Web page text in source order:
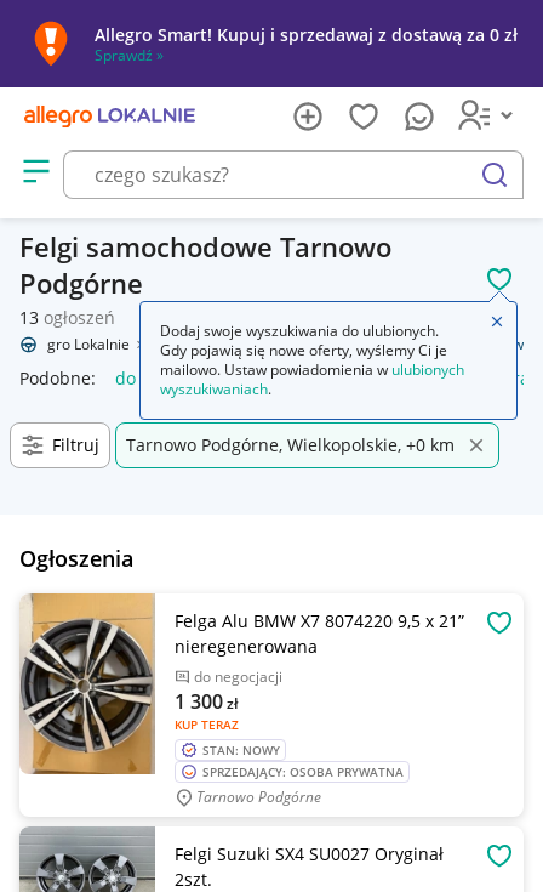
Allegro Smart! Kupuj i sprzedawaj z dostawą za 0 zł
Sprawdź »
Otwórz menu z kategoriami
szukaj
Felgi samochodowe Tarnowo
Podgórne
13 ogłoszeń
Allegro Lokalnie Motoryzacja Opony i felgi Felgi Do samochodów
Podobne: do samochodów gaśnica samochodowa kamera
Filtruj Tarnowo Podgórne, Wielkopolskie, +0 km
Ogłoszenia
Felga Alu BMW X7 8074220 9,5 x 21”
nieregenerowana
do negocjacji
KUP TERAZ
1 300zł
STAN: NOWY
SPRZEDAJĄCY: OSOBA PRYWATNA
Tarnowo Podgórne
Felgi Suzuki SX4 SU0027 Oryginał
2szt.
Dodaj swoje wyszukiwania do ulubionych.
Gdy pojawią się nowe oferty, wyślemy Ci je
mailowo. Ustaw powiadomienia w ulubionych
wyszukiwaniach.